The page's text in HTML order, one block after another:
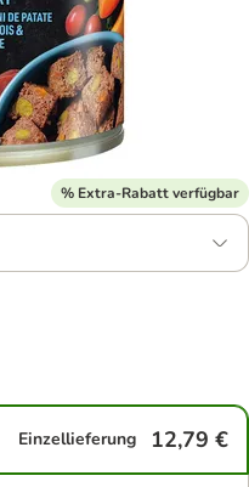
% Extra-Rabatt verfügbar
Einzellieferung 12,79 €